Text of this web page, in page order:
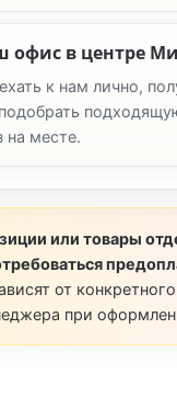
офис в центре
к нам лично,
на месте.
или товары
от
при